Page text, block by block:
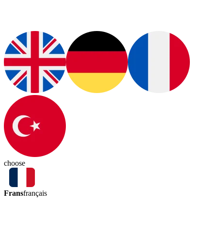
choose
Fransfrançais